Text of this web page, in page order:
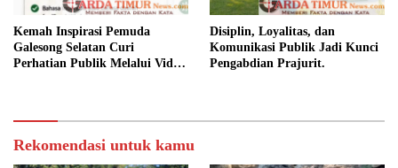
Kemah Inspirasi Pemuda
Galesong Selatan Curi
Perhatian Publik Melalui Video
Disiplin, Loyalitas, dan
Komunikasi Publik Jadi Kunci
Pengabdian Prajurit.
Rekomendasi untuk kamu